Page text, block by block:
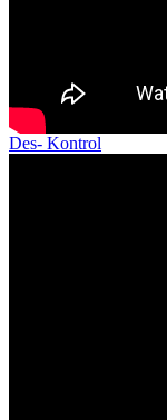
Des- Kontrol